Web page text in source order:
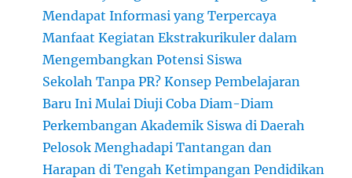
Mendapat Informasi yang Terpercaya
Manfaat Kegiatan Ekstrakurikuler dalam
Mengembangkan Potensi Siswa
Sekolah Tanpa PR? Konsep Pembelajaran
Baru Ini Mulai Diuji Coba Diam-Diam
Perkembangan Akademik Siswa di Daerah
Pelosok Menghadapi Tantangan dan
Harapan di Tengah Ketimpangan Pendidikan